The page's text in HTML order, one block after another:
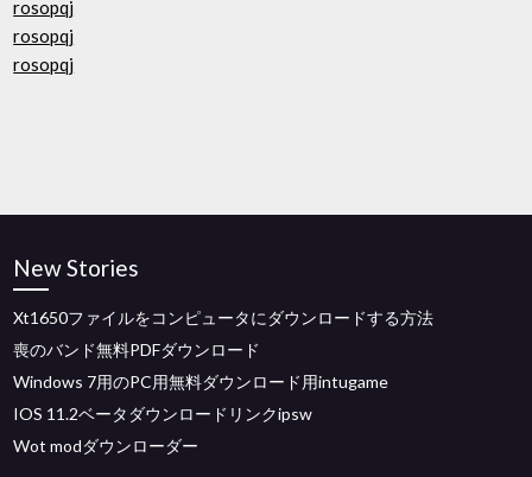
rosopqj
rosopqj
rosopqj
New Stories
Xt1650ファイルをコンピュータにダウンロードする方法
喪のバンド無料PDFダウンロード
Windows 7用のPC用無料ダウンロード用intugame
IOS 11.2ベータダウンロードリンクipsw
Wot modダウンローダー